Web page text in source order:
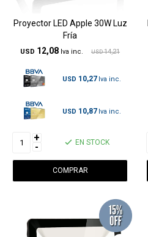
Proyector LED Apple 30W Luz
Fría
USD 12,08 USD 14,21
USD 10,27
USD 10,87
+
- EN STOCK